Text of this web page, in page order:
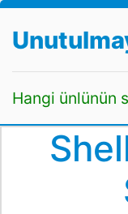
Hangi ünlünün